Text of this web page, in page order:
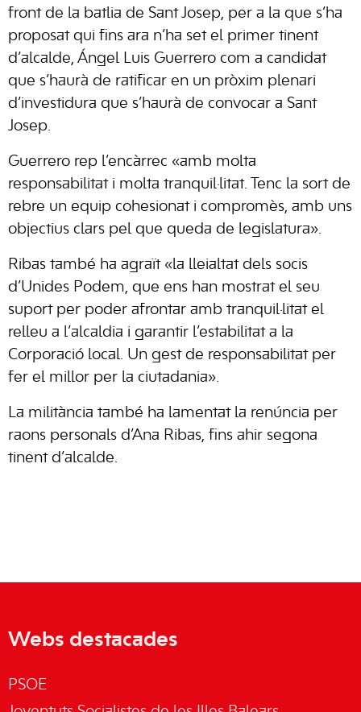
front de la batlia de Sant Josep, per a la que s’ha
proposat qui fins ara n’ha set el primer tinent
d’alcalde, Ángel Luis Guerrero com a candidat
que s’haurà de ratificar en un pròxim plenari
d’investidura que s’haurà de convocar a Sant
Josep.
Guerrero rep l’encàrrec «amb molta
responsabilitat i molta tranquil·litat. Tenc la sort de
rebre un equip cohesionat i compromès, amb uns
objectius clars pel que queda de legislatura».
Ribas també ha agraït «la lleialtat dels socis
d’Unides Podem, que ens han mostrat el seu
suport per poder afrontar amb tranquil·litat el
relleu a l’alcaldia i garantir l’estabilitat a la
Corporació local. Un gest de responsabilitat per
fer el millor per la ciutadania».
La militància també ha lamentat la renúncia per
raons personals d’Ana Ribas, fins ahir segona
tinent d’alcalde.
Webs destacades
PSOE